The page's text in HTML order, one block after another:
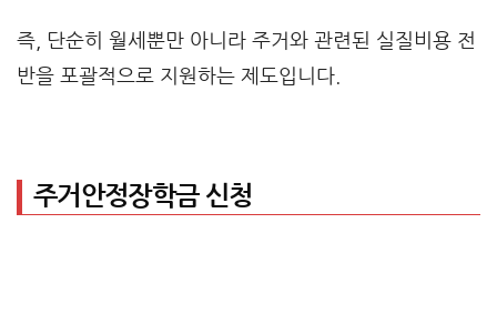
즉, 단순히 월세뿐만 아니라 주거와 관련된 실질비용 전
반을 포괄적으로 지원하는 제도입니다.
주거안정장학금 신청